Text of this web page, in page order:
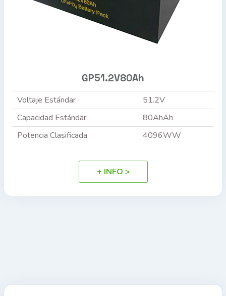
GP51.2V80Ah
Voltaje Estándar
51.2V
Capacidad Estándar
80AhAh
Potencia Clasificada
4096WW
+ INFO >